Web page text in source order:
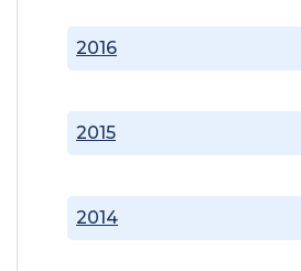
2014
2015
2016